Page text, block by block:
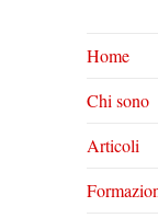
Home
Chi sono
Articoli